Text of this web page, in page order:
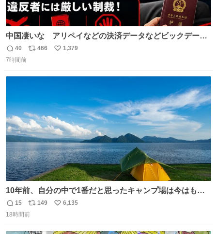
中国凄いな アリペイなどの決済データなどビックデータ
で海外にいる中国人の監視をはじめ、多額の資金決済など
があれば帰国命令を出しはじめたらしい。そして、パスポ
返
信
40
リ
466
い
1,379
7時間前
10年前、自分の中で1番だと思ったキャンプ場は今はもう
ない
返
信
15
リ
ポ
149
い
6,135
18時間前